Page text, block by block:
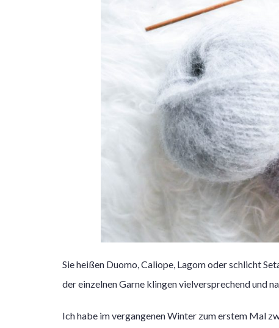
Sie heißen Duomo, Caliope, Lagom oder schlicht
der einzelnen Garne klingen vielversprechend und
Ich habe im vergangenen Winter zum erstem Mal